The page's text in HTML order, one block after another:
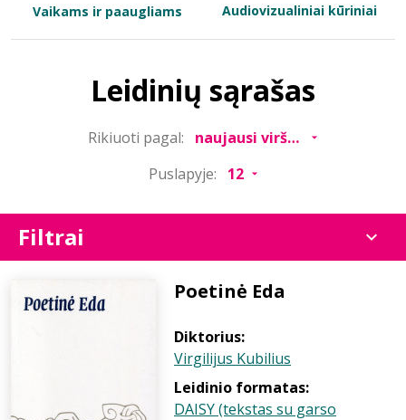
Bibliotekoms
Vaikams ir paaugliams Audiovizualiniai kūriniai
Leidinių sąrašas
Rikiuoti pagal:
Puslapyje:
Filtrai
Poetinė Eda
Diktorius:
Virgilijus Kubilius
Leidinio formatas:
DAISY (tekstas su garso